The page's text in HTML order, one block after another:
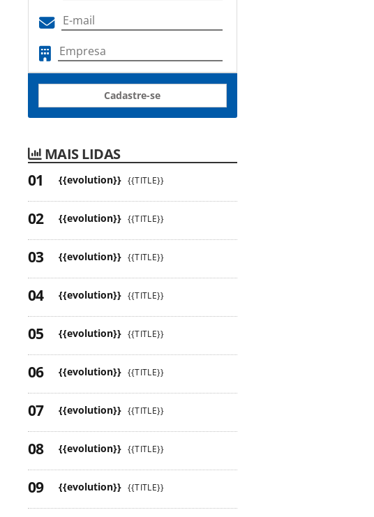
Cadastre-se
MAIS LIDAS
{{evolution}} {{TITLE}}
{{evolution}} {{TITLE}}
{{evolution}} {{TITLE}}
{{evolution}} {{TITLE}}
{{evolution}} {{TITLE}}
{{evolution}} {{TITLE}}
{{evolution}} {{TITLE}}
{{evolution}} {{TITLE}}
{{evolution}} {{TITLE}}